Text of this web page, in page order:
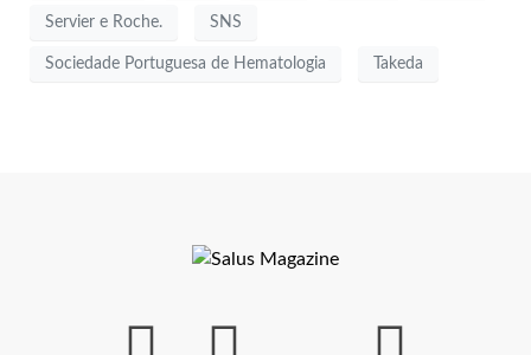
Servier e Roche. SNS
Sociedade Portuguesa de Hematologia Takeda